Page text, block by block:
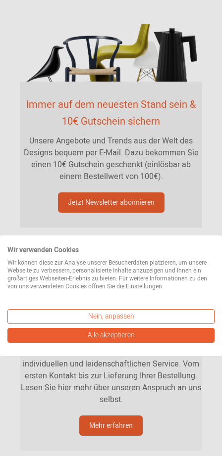
Immer auf dem neuesten Stand sein &
10€ Gutschein sichern
Unsere Angebote und Trends aus der Welt des
Designs bequem per E-Mail. Dazu bekommen Sie
einen 10€ Gutschein geschenkt (einlösbar ab
einem Bestellwert von 100€).
Jetzt Newsletter abonnieren
Unsere Mission
individuellen und leidenschaftlichen Service. Vom
ersten Kontakt bis zur Lieferung Ihrer Bestellung.
Lesen Sie hier mehr über unseren Anspruch an uns
selbst.
Mehr erfahren
Wir verwenden Cookies
Wir können diese zur Analyse unserer Besucherdaten platzieren, um unsere
Webseite zu verbessern, personalisierte Inhalte anzuzeigen und Ihnen ein
großartiges Webseiten-Erlebnis zu bieten. Für weitere Informationen zu den
von uns verwendeten Cookies öffnen Sie die Einstellungen.
Nein, anpassen
Alle akzeptieren